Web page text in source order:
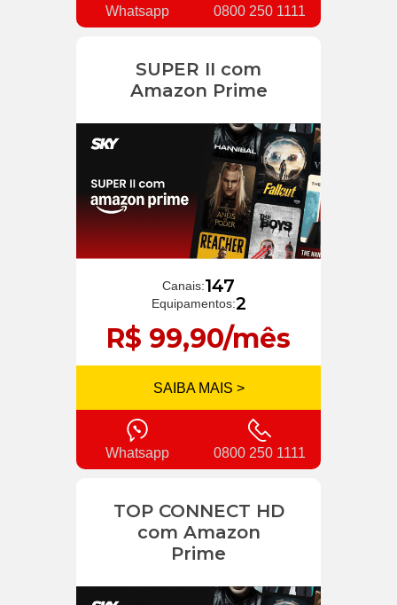
Whatsapp 0800 250 1111
SUPER II com
Amazon Prime
Canais:147
Equipamentos:2
R$ 99,90/mês
SAIBA MAIS >
Whatsapp 0800 250 1111
TOP CONNECT HD
com Amazon
Prime